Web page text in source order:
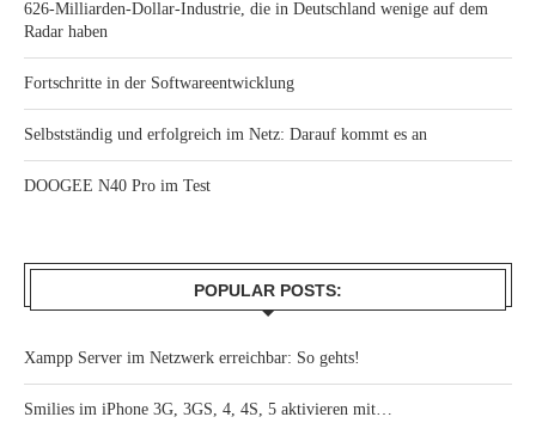
626-Milliarden-Dollar-Industrie, die in Deutschland wenige auf dem
Radar haben
Fortschritte in der Softwareentwicklung
Selbstständig und erfolgreich im Netz: Darauf kommt es an
DOOGEE N40 Pro im Test
POPULAR POSTS:
Xampp Server im Netzwerk erreichbar: So gehts!
Smilies im iPhone 3G, 3GS, 4, 4S, 5 aktivieren mit…